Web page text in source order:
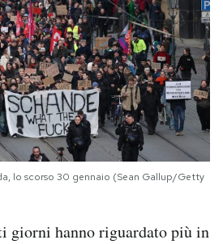
lo scorso 30 gennaio (Sean Gallup/Getty
giorni hanno riguardato più in